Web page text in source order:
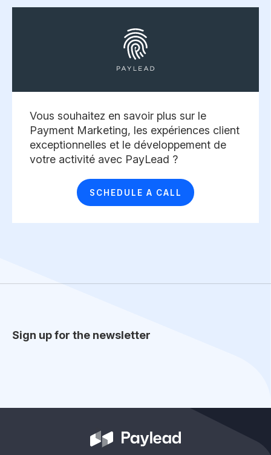
Vous souhaitez en savoir plus sur le
Payment Marketing, les expériences client
exceptionnelles et le développement de
votre activité avec PayLead ? ​
SCHEDULE A CALL
Sign up for the newsletter